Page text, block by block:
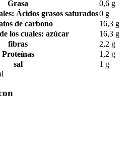
Grasa
0,6 g
Ácidos grasos saturados0 g
de carbono
16,3 g
los cuales: azúcar
16,3 g
fibras
2,2 g
Proteínas
1,2 g
sal
1 g